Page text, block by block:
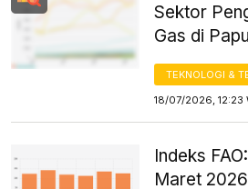
Sektor
Gas di
TEKNOLOGI &
18/07/2026, 12:23
Indeks
Maret